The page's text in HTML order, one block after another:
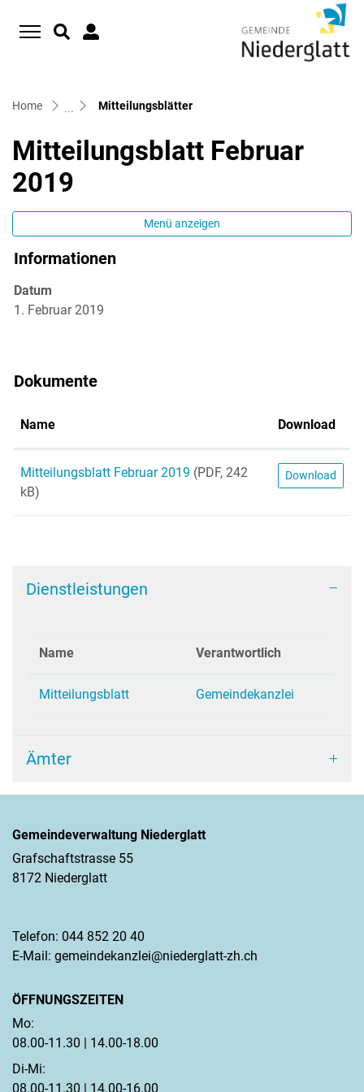
Home Mitteilungsblätter(ausgewählt)
Mitteilungsblatt Februar
2019
Menü anzeigen
Informationen
Datum
1. Februar 2019
Dokumente
Name Download
Mitteilungsblatt Februar 2019 (PDF, 242
kB)
Download
Dienstleistungen
Name Verantwortlich
Mitteilungsblatt Gemeindekanzlei
Ämter
Gemeindeverwaltung Niederglatt
Grafschaftstrasse 55
8172 Niederglatt
Telefon: 044 852 20 40
E-Mail: gemeindekanzlei@niederglatt-zh.ch
ÖFFNUNGSZEITEN
Mo:
08.00-11.30 | 14.00-18.00
Di-Mi:
08.00-11.30 | 14.00-16.00